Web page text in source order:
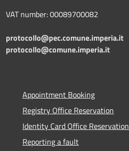
VAT number: 00089700082
protocollo@pec.comune.imperia.it
protocollo@comune.imperia.it
Appointment Booking
Registry Office Reservation
Identity Card Office Reservation
Reporting a fault